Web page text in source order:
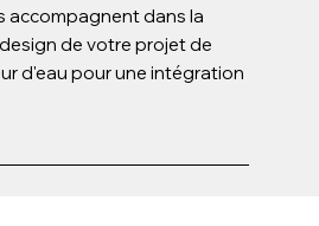
accompagnent dans la
de votre projet de
d'eau pour une intégration